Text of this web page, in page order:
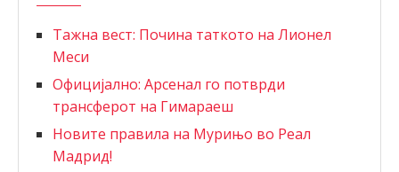
Тажна вест: Почина таткото на Лионел
Меси
Официјално: Арсенал го потврди
трансферот на Гимараеш
Новите правила на Мурињо во Реал
Мадрид!